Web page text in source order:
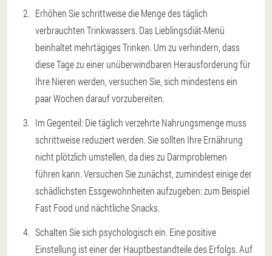
Erhöhen Sie schrittweise die Menge des täglich
verbrauchten Trinkwassers. Das Lieblingsdiät-Menü
beinhaltet mehrtägiges Trinken. Um zu verhindern, dass
diese Tage zu einer unüberwindbaren Herausforderung für
Ihre Nieren werden, versuchen Sie, sich mindestens ein
paar Wochen darauf vorzubereiten.
Im Gegenteil: Die täglich verzehrte Nahrungsmenge muss
schrittweise reduziert werden. Sie sollten Ihre Ernährung
nicht plötzlich umstellen, da dies zu Darmproblemen
führen kann. Versuchen Sie zunächst, zumindest einige der
schädlichsten Essgewohnheiten aufzugeben: zum Beispiel
Fast Food und nächtliche Snacks.
Schalten Sie sich psychologisch ein. Eine positive
Einstellung ist einer der Hauptbestandteile des Erfolgs. Auf